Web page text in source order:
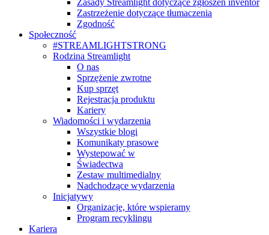
Zasady Streamlight dotyczące zgłoszeń inventor
Zastrzeżenie dotyczące tłumaczenia
Zgodność
Społeczność
#STREAMLIGHTSTRONG
Rodzina Streamlight
O nas
Sprzężenie zwrotne
Kup sprzęt
Rejestracja produktu
Kariery
Wiadomości i wydarzenia
Wszystkie blogi
Komunikaty prasowe
Wystepować w
Świadectwa
Zestaw multimedialny
Nadchodzące wydarzenia
Inicjatywy
Organizacje, które wspieramy
Program recyklingu
Kariera